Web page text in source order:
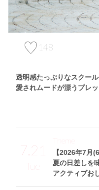
148
透明感たっぷりなスクー
愛されムードが漂うプレ
7.21
Tue
【2026年7月
夏の日差しを
アクティブお
Theme